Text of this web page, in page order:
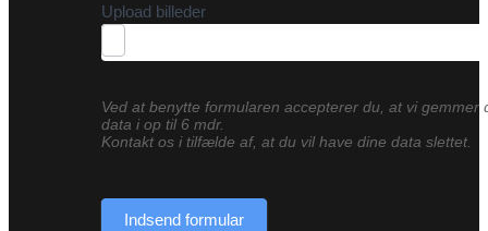
Upload billeder
Ved at benytte formularen accepterer du, at vi gemmer
data i op til 6 mdr.
Kontakt os i tilfælde af, at du vil have dine data slettet.
Indsend formular